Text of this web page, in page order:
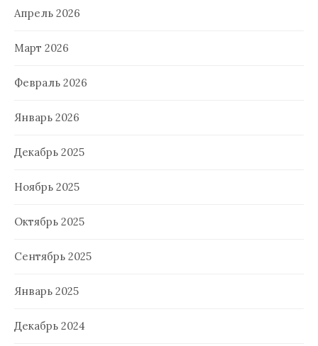
Апрель 2026
Март 2026
Февраль 2026
Январь 2026
Декабрь 2025
Ноябрь 2025
Октябрь 2025
Сентябрь 2025
Январь 2025
Декабрь 2024